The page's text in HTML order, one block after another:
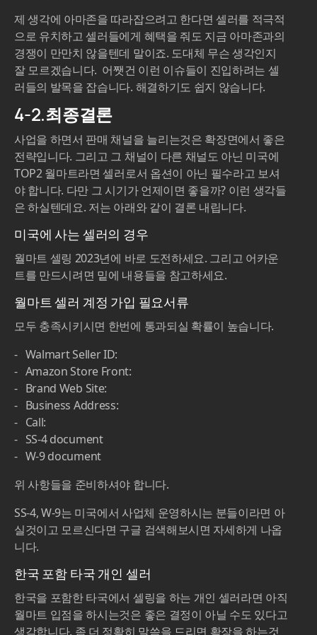
제 생각에 아마존을 따라잡으려고 한다면 셀러를 적극적
으로 유치하고 셀러들에게 혜택을 줘도 지금 아마존과의
경쟁이 만만치 않을텐데 말이죠. 도대체 무슨 생각인지
잘 모르겠습니다. 어쨋건 이런 이슈들이 진입하려는 셀
러들의 발목을 잡습니다. 해결하기도 쉽지 않습니다.
4-2.최종결론
사업을 하면서 판매 채널을 늘리는것은 확장면에서 좋은
전략입니다. 그리고 그 채널이 다른 채널도 아닌 미국에
TOP2 월마트라면 셀러로서 옵션이 아닌 필수라고 보셔
야 합니다. 다만 그 시기가 언제이면 좋을까? 이런 생각들
은 하실텐데요. 저는 아래와 같이 결론 내립니다.
미국에 사는 셀러의 경우
월마트 셀링 2023년에 바로 도전하세요. 그리고 어카운
트를 만드시려면 밑에 내용들을 참고하세요.
월마트 셀러 계정 가입 필요서류
모두 충족시키시면 한번에 통과되실 확률이 높습니다.
- Walmart Seller ID:
- Amazon Store Front:
- Brand Web Site:
- Business Address:
- Call:
- SS-4 document
- W-9 document
위 사항들을 준비하셔야 합니다.
SS-4, W-9는 미국에서 사업체 운영하시는 분들이라면 아
실것이고 모르신다면 구글 검색해보시면 자세하게 나옵
니다.
한국 포함 타국 개인 셀러
한국을 포함한 타국에서 셀링을 하는 개인 셀러라면 아직
월마트 입점을 하시는것은 좋은 결정이 아닐 수도 있다고
생각합니다. 좀 더 정확히 말씀을 드리면 확장을 하는것